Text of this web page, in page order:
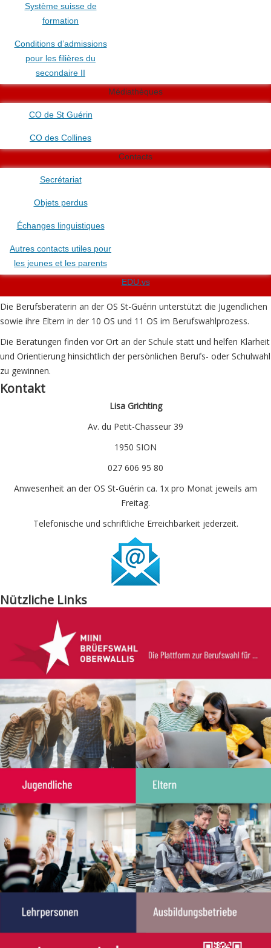
Système suisse de
formation
Conditions d’admissions
pour les filières du
secondaire II
Médiathèques
CO de St Guérin
CO des Collines
Contacts
Secrétariat
Objets perdus
Échanges linguistiques
Autres contacts utiles pour
les jeunes et les parents
EDU.vs
Die Berufsberaterin an der OS St-Guérin unterstützt die Jugendlichen
sowie ihre Eltern in der 10 OS und 11 OS im Berufswahlprozess.
Die Beratungen finden vor Ort an der Schule statt und helfen Klarheit
und Orientierung hinsichtlich der persönlichen Berufs- oder Schulwahl
zu gewinnen.
Kontakt
Lisa Grichting
Av. du Petit-Chasseur 39
1950 SION
027 606 95 80
Anwesenheit an der OS St-Guérin ca. 1x pro Monat jeweils am
Freitag.
Telefonische und schriftliche Erreichbarkeit jederzeit.
Nützliche Links